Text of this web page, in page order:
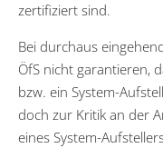
zertifiziert sind.
Bei durchaus
ÖfS nicht garantieren,
bzw. ein System-
doch zur Kritik an der
eines System-